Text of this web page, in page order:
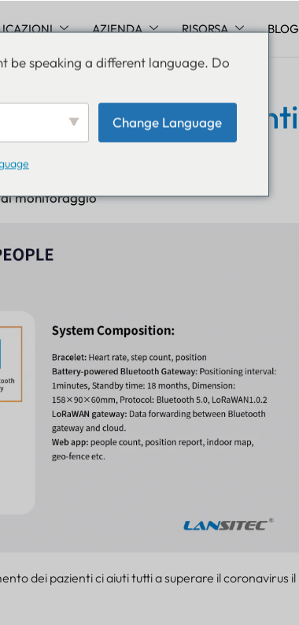
AZIENDA RISORSA BLOG
dei pazienti
monitoraggio
dei pazienti ci aiuti tutti a superare il coronavirus il
be speaking a different language. Do
Change Language